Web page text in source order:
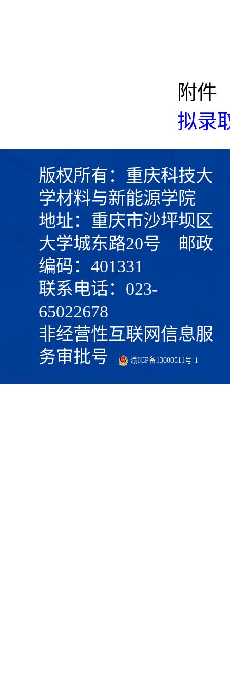
附件
拟录
版权所有：重庆科技大
学材料与新能源学院
地址：重庆市沙坪坝区
大学城东路20号 邮政
编码：401331
联系电话：023-
65022678
非经营性互联网信息服
务审批号
渝ICP备13000511号-1